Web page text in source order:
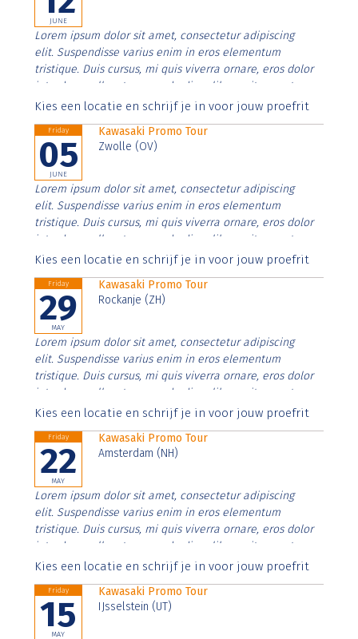
JUNE
Lorem ipsum dolor sit amet, consectetur adipiscing
elit. Suspendisse varius enim in eros elementum
tristique. Duis cursus, mi quis viverra ornare, eros dolor
interdum nulla, ut commodo diam libero vitae erat.
Aenean faucibus nibh et justo cursus id rutrum lorem
Kies een locatie en schrijf je in voor jouw proefrit
Friday
05
JUNE
Kawasaki Promo Tour
Zwolle (OV)
Lorem ipsum dolor sit amet, consectetur adipiscing
elit. Suspendisse varius enim in eros elementum
tristique. Duis cursus, mi quis viverra ornare, eros dolor
interdum nulla, ut commodo diam libero vitae erat.
Aenean faucibus nibh et justo cursus id rutrum lorem
Kies een locatie en schrijf je in voor jouw proefrit
Friday
29
MAY
Kawasaki Promo Tour
Rockanje (ZH)
Lorem ipsum dolor sit amet, consectetur adipiscing
elit. Suspendisse varius enim in eros elementum
tristique. Duis cursus, mi quis viverra ornare, eros dolor
interdum nulla, ut commodo diam libero vitae erat.
Aenean faucibus nibh et justo cursus id rutrum lorem
Kies een locatie en schrijf je in voor jouw proefrit
Friday
22
MAY
Kawasaki Promo Tour
Amsterdam (NH)
Lorem ipsum dolor sit amet, consectetur adipiscing
elit. Suspendisse varius enim in eros elementum
tristique. Duis cursus, mi quis viverra ornare, eros dolor
interdum nulla, ut commodo diam libero vitae erat.
Aenean faucibus nibh et justo cursus id rutrum lorem
Kies een locatie en schrijf je in voor jouw proefrit
Friday
15
MAY
Kawasaki Promo Tour
IJsselstein (UT)